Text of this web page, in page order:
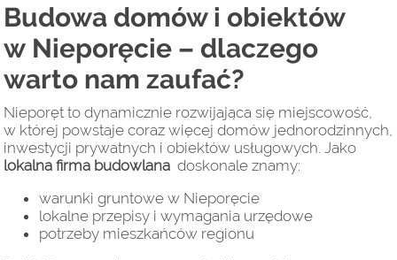
Budowa domów i obiektów
w Nieporęcie – dlaczego
warto nam zaufać?
Nieporęt to dynamicznie rozwijająca się miejscowość,
w której powstaje coraz więcej domów jednorodzinnych,
inwestycji prywatnych i obiektów usługowych. Jako
lokalna firma budowlana doskonale znamy:
warunki gruntowe w Nieporęcie
lokalne przepisy i wymagania urzędowe
potrzeby mieszkańców regionu